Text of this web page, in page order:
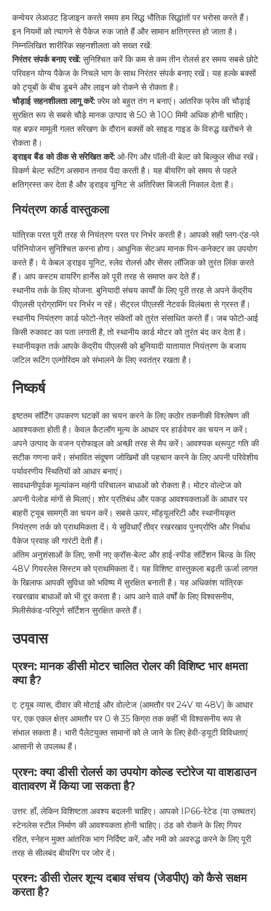
कन्वेयर लेआउट डिजाइन करते समय हम सिद्ध भौतिक सिद्धांतों पर भरोसा करते हैं।
इन नियमों को त्यागने से पैकेज रुक जाते हैं और सामान क्षतिग्रस्त हो जाता है।
निम्नलिखित शारीरिक सहनशीलता को सख्त रखें:
निरंतर संपर्क बनाए रखें: सुनिश्चित करें कि कम से कम तीन रोलर्स हर समय सबसे छोटे
परिवहन योग्य पैकेज के निचले भाग के साथ निरंतर संपर्क बनाए रखें। यह हल्के बक्सों
को ट्यूबों के बीच डूबने और लाइन को रोकने से रोकता है।
चौड़ाई सहनशीलता लागू करें: फ़्रेम को बहुत तंग न बनाएं। आंतरिक फ्रेम की चौड़ाई
सुरक्षित रूप से सबसे चौड़े मानक उत्पाद से 50 से 100 मिमी अधिक होनी चाहिए।
यह बफ़र मामूली गलत संरेखण के दौरान बक्सों को साइड गाइड के विरुद्ध खरोंचने से
रोकता है।
ड्राइव बैंड को ठीक से संरेखित करें: ओ-रिंग और पॉली-वी बेल्ट को बिल्कुल सीधा रखें।
विकर्ण बेल्ट रूटिंग असमान तनाव पैदा करती है। यह बीयरिंग को समय से पहले
क्षतिग्रस्त कर देता है और ड्राइव यूनिट से अतिरिक्त बिजली निकाल देता है।
नियंत्रण कार्ड वास्तुकला
यांत्रिक परत पूरी तरह से नियंत्रण परत पर निर्भर करती है। आपको सही प्लग-एंड-प्ले
परिनियोजन सुनिश्चित करना होगा। आधुनिक सेटअप मानक पिन-कनेक्टर का उपयोग
करते हैं। ये केबल ड्राइव यूनिट, स्लेव रोलर्स और सेंसर लॉजिक को तुरंत लिंक करते
हैं। आप कस्टम वायरिंग हार्नेस को पूरी तरह से समाप्त कर देते हैं।
स्थानीय तर्क के लिए योजना. बुनियादी संचय कार्यों के लिए पूरी तरह से अपने केंद्रीय
पीएलसी प्रोग्रामिंग पर निर्भर न रहें। सेंट्रल पीएलसी नेटवर्क विलंबता से ग्रस्त हैं।
स्थानीय नियंत्रण कार्ड फोटो-नेत्र संकेतों को तुरंत संसाधित करते हैं। जब फोटो-आई
किसी रुकावट का पता लगाती है, तो स्थानीय कार्ड मोटर को तुरंत बंद कर देता है।
स्थानीयकृत तर्क आपके केंद्रीय पीएलसी को बुनियादी यातायात नियंत्रण के बजाय
जटिल रूटिंग एल्गोरिदम को संभालने के लिए स्वतंत्र रखता है।
निष्कर्ष
इष्टतम सॉर्टिंग उपकरण घटकों का चयन करने के लिए कठोर तकनीकी विश्लेषण की
आवश्यकता होती है। केवल कैटलॉग मूल्य के आधार पर हार्डवेयर का चयन न करें।
अपने उत्पाद के वजन प्रोफाइल को अच्छी तरह से मैप करें। आवश्यक थ्रूपुट गति की
सटीक गणना करें। संभावित संदूषण जोखिमों की पहचान करने के लिए अपनी परिवेशीय
पर्यावरणीय स्थितियों को आधार बनाएं।
सावधानीपूर्वक मूल्यांकन महंगी परिचालन बाधाओं को रोकता है। मोटर वोल्टेज को
अपनी पेलोड मांगों से मिलाएं। शोर प्रतिबंध और पकड़ आवश्यकताओं के आधार पर
बाहरी ट्यूब सामग्री का चयन करें। सबसे ऊपर, मॉड्यूलरिटी और स्थानीयकृत
नियंत्रण तर्क को प्राथमिकता दें। ये सुविधाएँ तीव्र रखरखाव पुनर्प्राप्ति और निर्बाध
पैकेज प्रवाह की गारंटी देती हैं।
अंतिम अनुशंसाओं के लिए, सभी नए क्रॉस-बेल्ट और हाई-स्पीड सॉर्टेशन बिल्ड के लिए
48V गियरलेस सिस्टम को प्राथमिकता दें। यह विशिष्ट वास्तुकला बढ़ती ऊर्जा लागत
के खिलाफ आपकी सुविधा को भविष्य में सुरक्षित बनाती है। यह अधिकांश यांत्रिक
रखरखाव बाधाओं को भी दूर करता है। आप आने वाले वर्षों के लिए विश्वसनीय,
मिलीसेकंड-परिपूर्ण सॉर्टेशन सुरक्षित करते हैं।
उपवास
प्रश्न: मानक डीसी मोटर चालित रोलर की विशिष्ट भार क्षमता
क्या है?
ए: ट्यूब व्यास, दीवार की मोटाई और वोल्टेज (आमतौर पर 24V या 48V) के आधार
पर, एक एकल क्षेत्र आमतौर पर 0 से 35 किग्रा तक कहीं भी विश्वसनीय रूप से
संभाल सकता है। भारी पैलेटयुक्त सामानों को ले जाने के लिए हेवी-ड्यूटी विविधताएं
आसानी से उपलब्ध हैं।
प्रश्न: क्या डीसी रोलर्स का उपयोग कोल्ड स्टोरेज या वाशडाउन
वातावरण में किया जा सकता है?
उत्तर: हाँ, लेकिन विशिष्टता अवश्य बदलनी चाहिए। आपको IP66-रेटेड (या उच्चतर)
स्टेनलेस स्टील निर्माण की आवश्यकता होनी चाहिए। ठंड को रोकने के लिए गियर
रहित, स्नेहन मुक्त आंतरिक भाग निर्दिष्ट करें, और नमी को अवरुद्ध करने के लिए पूरी
तरह से सीलबंद बीयरिंग पर जोर दें।
प्रश्न: डीसी रोलर शून्य दबाव संचय (जेडपीए) को कैसे सक्षम
करता है?